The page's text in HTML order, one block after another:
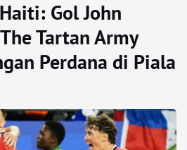
Gol John
Tartan Army
Perdana di Piala